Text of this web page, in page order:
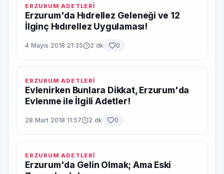
ERZURUM ADETLERİ
Erzurum'da Hıdrellez Geleneği ve 12
İlginç Hıdırellez Uygulaması!
4 Mayıs 2018 21:35 2 dk 0
ERZURUM ADETLERİ
Evlenirken Bunlara Dikkat, Erzurum'da
Evlenme ile İlgili Adetler!
28 Mart 2018 11:57 2 dk 0
ERZURUM ADETLERİ
Erzurum'da Gelin Olmak; Ama Eski